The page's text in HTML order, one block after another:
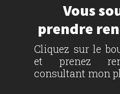
Vous
prendre
Cliquez sur le
et prenez
consultant mon